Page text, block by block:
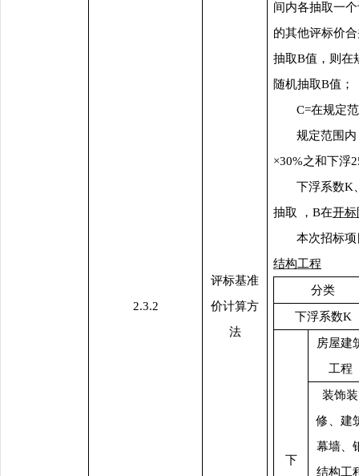
2.3.2
评标基准
价计算方
法
间内各抽取一
的其他评标价
抽取B值，则在
随机抽取B值；
C=在规定
规定范围
×30%之和下浮
下浮系数K
抽取
， B在开标
本次招标
结构工程
分类
下浮系数K
下
房屋建
工程
装饰装
修、建
幕墙、
结构工